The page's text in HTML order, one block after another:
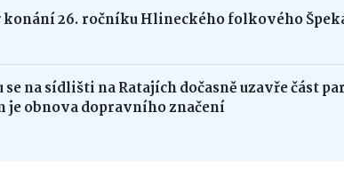
26. ročníku Hlineckého folkového
se na sídlišti na Ratajích dočasně uzavře část
je obnova dopravního značení